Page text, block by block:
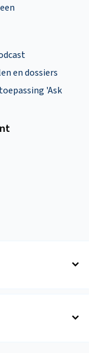
en dossiers
'Ask